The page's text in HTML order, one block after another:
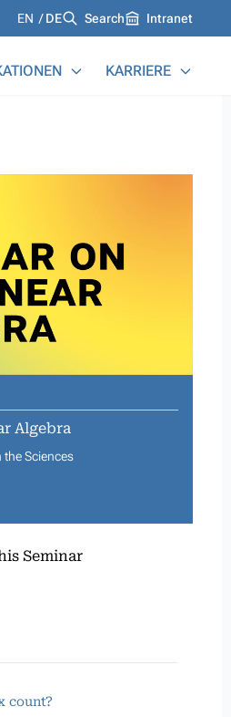
Languages
EN DE Search Intranet
KARRIERE
Algebra
Sciences
Seminar
count?